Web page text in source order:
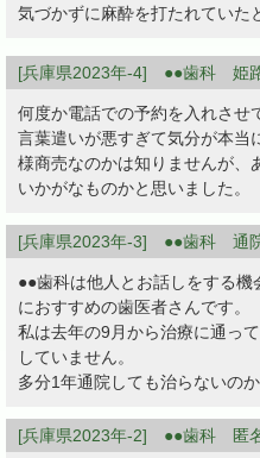
気づかずに麻酔を打たれていた
[兵庫県2023年-4] ●●歯科 姫
何度か電話での予約を入れさせ
言葉遣いが悪すぎて気分が本当
様商売なのかは知りませんが、
いかがなものかと思いました。
[兵庫県2023年-3] ●●歯科 通
●●歯科は他人とお話しをする
におすすめの歯医者さんです。
私は去年の9月から治療に通っ
していません。
多分1年通院しても治らないの
[兵庫県2023年-2] ●●歯科 匿